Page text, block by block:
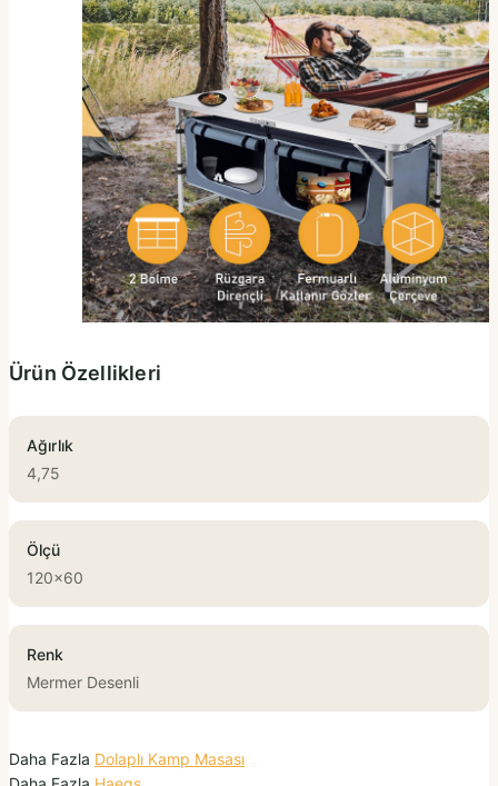
Ürün Özellikleri
Ağırlık
4,75
Ölçü
120x60
Renk
Mermer Desenli
Daha Fazla Dolaplı Kamp Masası